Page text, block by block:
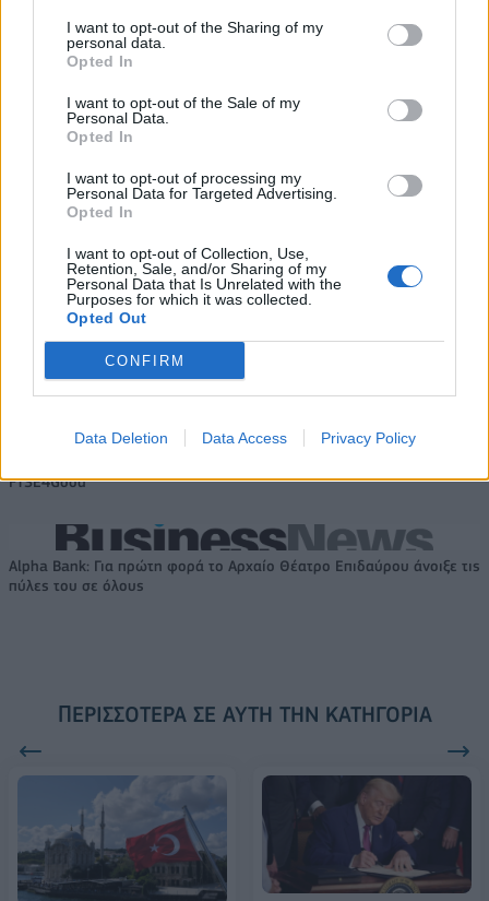
I want to opt-out of the Sharing of my
personal data.
Opted In
I want to opt-out of the Sale of my
Personal Data.
Opted In
I want to opt-out of processing my
Personal Data for Targeted Advertising.
Opted In
I want to opt-out of Collection, Use,
Retention, Sale, and/or Sharing of my
Personal Data that Is Unrelated with the
Purposes for which it was collected.
Opted Out
CONFIRM
Data Deletion Data Access Privacy Policy
Β.Σ. Καρούλιας: Τζίρος 98,7
57% - Τα νέα στοιχήματα σε
low & non alcohol
σύμβουλος της ΔΕΗ για την
Το FIAT 500 Hybrid τώρα από
18.990 ευρώ
συνεχίζουν μαζί: Ανανέωση της
FTSE4Good
Alpha Bank: Για πρώτη φορά το Αρχαίο Θέατρο Επιδαύρου άνοιξε τις
πύλες του σε όλους
ΠΕΡΙΣΣΌΤΕΡΑ ΣΕ ΑΥΤΉ ΤΗΝ ΚΑΤΗΓΟΡΊΑ